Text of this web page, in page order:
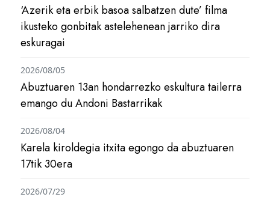
‘Azerik eta erbik basoa salbatzen dute’ filma
ikusteko gonbitak astelehenean jarriko dira
eskuragai
Abuztuaren 13an hondarrezko eskultura tailerra
emango du Andoni Bastarrikak
2026/08/05
Karela kiroldegia itxita egongo da abuztuaren
17tik 30era
2026/08/04
2026/07/29